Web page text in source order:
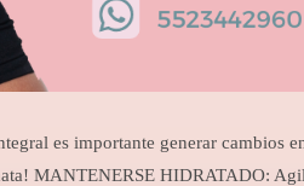
es importante generar cambios
MANTENERSE HIDRATADO: